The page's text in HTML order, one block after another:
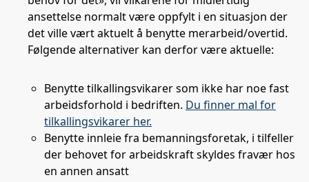
ansettelse normalt være oppfylt i en situasjon der
det ville vært aktuelt å benytte merarbeid/overtid.
Følgende alternativer kan derfor være aktuelle:
Benytte tilkallingsvikarer som ikke har noe fast
arbeidsforhold i bedriften. Du finner mal for
tilkallingsvikarer her.
Benytte innleie fra bemanningsforetak, i tilfeller
der behovet for arbeidskraft skyldes fravær hos
en annen ansatt